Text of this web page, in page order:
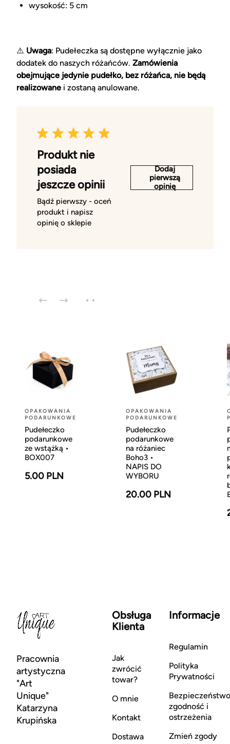
wysokość: 5 cm
⚠️ Uwaga: Pudełeczka są dostępne wyłącznie jako
dodatek do naszych różańców. Zamówienia
obejmujące jedynie pudełko, bez różańca, nie będą
realizowane i zostaną anulowane.
Produkt nie
posiada
jeszcze opinii
Bądź pierwszy - oceń
produkt i napisz
opinię o sklepie
Dodaj
pierwszą
opinię
OPAKOWANIA
PODARUNKOWE
Pudełeczko
podarunkowe
ze wstążką •
BOX007
5.00 PLN
OPAKOWANIA
PODARUNKOWE
Pudełeczko
podarunkowe
na różaniec
Boho3 •
NAPIS DO
WYBORU
20.00 PLN
Pracownia
artystyczna
"Art
Unique"
Katarzyna
Krupińska
Obsługa
Klienta
Jak
zwrócić
towar?
O mnie
Kontakt
Dostawa
Informacje
Regulamin
Polityka
Prywatności
zgodność i
ostrzeżenia
Zmień zgody